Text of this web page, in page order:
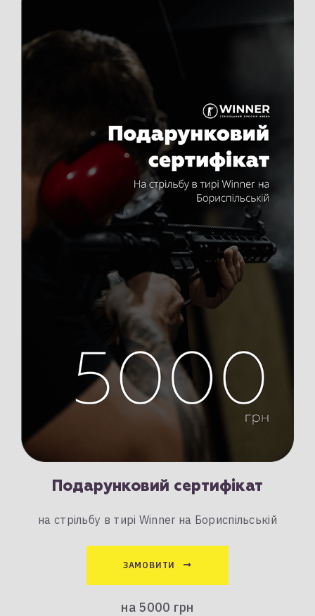
Подарунковий сертифікат
на стрільбу в тирі Winner на Бориспільській
ЗАМОВИТИ
на 5000 грн